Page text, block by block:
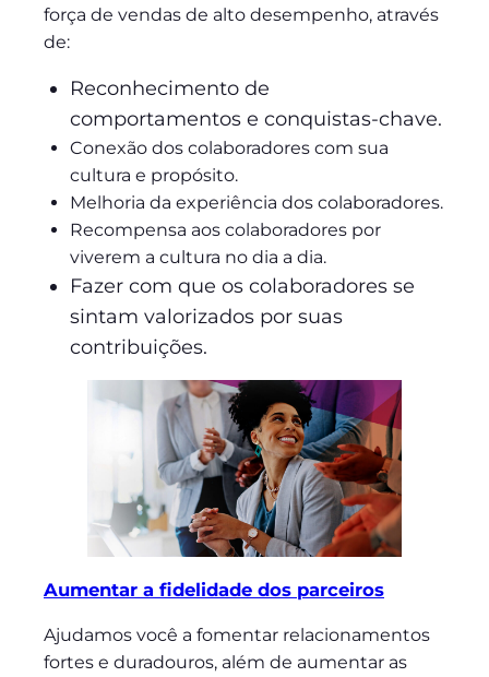
força de vendas de alto desempenho, através
de:
Reconhecimento de
comportamentos e conquistas-chave.
Conexão dos colaboradores com sua
cultura e propósito.
Melhoria da experiência dos colaboradores.
Recompensa aos colaboradores por
viverem a cultura no dia a dia.
Fazer com que os colaboradores se
sintam valorizados por suas
contribuições.
Aumentar a fidelidade dos parceiros
Ajudamos você a fomentar relacionamentos
fortes e duradouros, além de aumentar as